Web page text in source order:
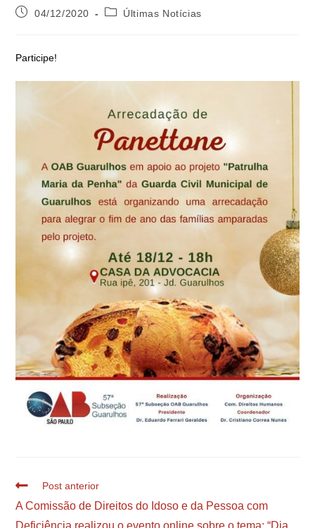
04/12/2020 Últimas Notícias
Participe!
Post anterior
A Comissão de Direitos do Idoso e da Pessoa com
Deficiência realizou o evento online sobre o tema: “Dia